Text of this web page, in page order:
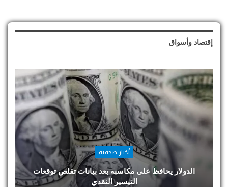
إقتصاد وأسواق
أخبار صحفية
الدولار يحافظ على مكاسبه بعد بيانات تقلص توقعات
التيسير النقدي